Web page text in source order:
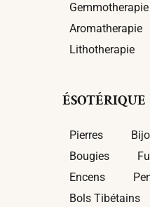
Gemmotherapie
Aromatherapie
Lithotherapie
ÉSOTÉRIQUE
Pierres
Bougies
Encens
Bols Tibétains